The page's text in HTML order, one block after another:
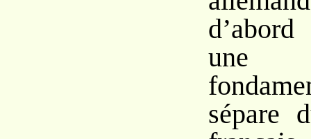
une
sépare